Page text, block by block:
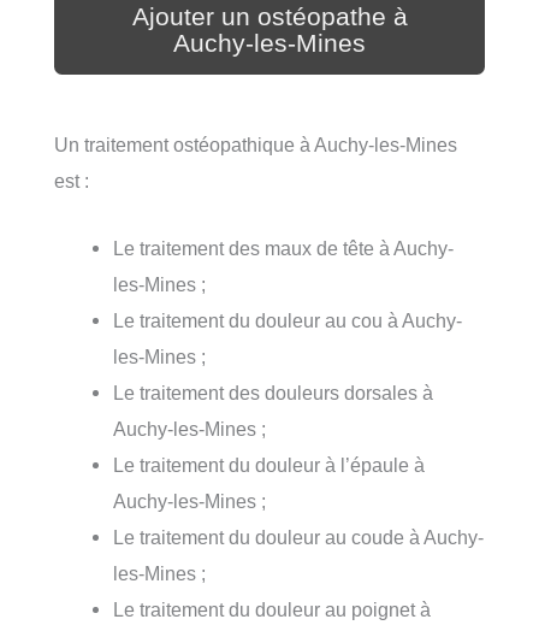
Ajouter un ostéopathe à
Auchy-les-Mines
Un traitement ostéopathique à Auchy-les-Mines
est :
Le traitement des maux de tête à Auchy-
les-Mines ;
Le traitement du douleur au cou à Auchy-
les-Mines ;
Le traitement des douleurs dorsales à
Auchy-les-Mines ;
Le traitement du douleur à l’épaule à
Auchy-les-Mines ;
Le traitement du douleur au coude à Auchy-
les-Mines ;
Le traitement du douleur au poignet à